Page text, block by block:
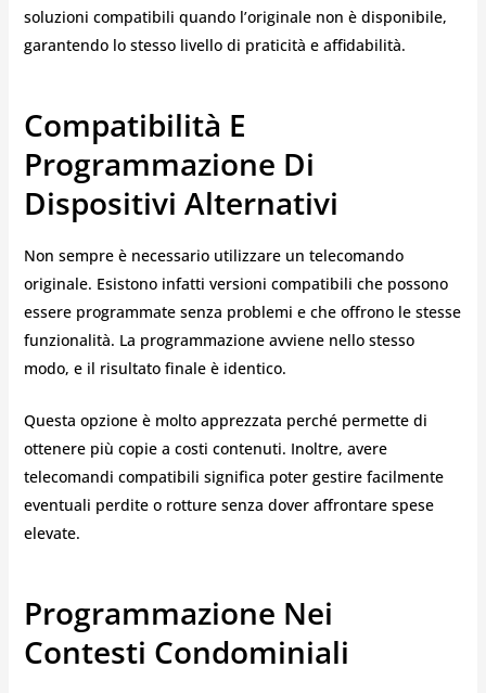
soluzioni compatibili quando l’originale non è disponibile,
garantendo lo stesso livello di praticità e affidabilità.
Compatibilità E
Programmazione Di
Dispositivi Alternativi
Non sempre è necessario utilizzare un telecomando
originale. Esistono infatti versioni compatibili che possono
essere programmate senza problemi e che offrono le stesse
funzionalità. La programmazione avviene nello stesso
modo, e il risultato finale è identico.
Questa opzione è molto apprezzata perché permette di
ottenere più copie a costi contenuti. Inoltre, avere
telecomandi compatibili significa poter gestire facilmente
eventuali perdite o rotture senza dover affrontare spese
elevate.
Programmazione Nei
Contesti Condominiali